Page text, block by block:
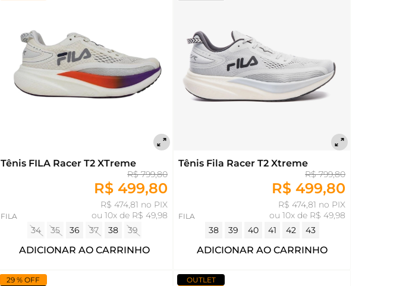
Tênis FILA Racer T2 XTreme
R$ 799,80
R$ 499,80
R$ 474,81 no PIX
ou 10x de R$ 49,98
FILA
34 35 36 37 38 39
ADICIONAR AO CARRINHO
Tênis Fila Racer T2 Xtreme
R$ 799,80
R$ 499,80
R$ 474,81 no PIX
ou 10x de R$ 49,98
FILA
38 39 40 41 42 43
ADICIONAR AO CARRINHO
29 % OFF
OUTLET